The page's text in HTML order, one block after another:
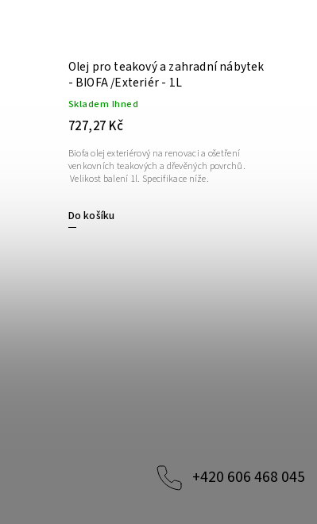
Olej pro teakový a zahradní nábytek
- BIOFA /Exteriér - 1L
Skladem Ihned
727,27 Kč
Do košíku
Biofa olej exteriérový na renovaci a ošetření
venkovních teakových a dřevěných povrchů.
Velikost balení 1l. Specifikace níže.
+420 606 468 045